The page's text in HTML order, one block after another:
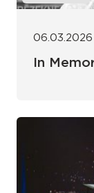
06.03.2026
In